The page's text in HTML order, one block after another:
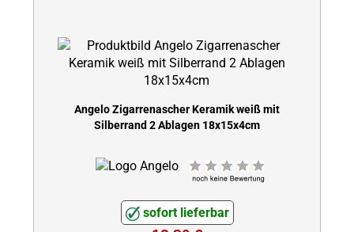
Angelo Zigarrenascher Keramik weiß mit
Silberrand 2 Ablagen 18x15x4cm
sofort lieferbar